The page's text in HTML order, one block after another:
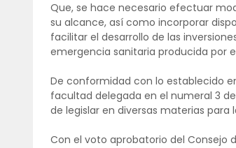
Que, se hace necesario efectuar
su alcance, así como incorporar
facilitar el desarrollo de las
emergencia sanitaria producida por el
De conformidad con lo establecido
facultad delegada en el numeral 3
de legislar en diversas materias
Con el voto aprobatorio del Consejo